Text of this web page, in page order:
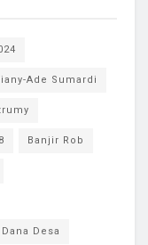
Ade Sumardi
Banjir Rob
Dana Desa